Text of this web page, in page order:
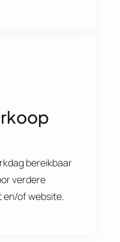
bereikbaar
verdere
en/of website.